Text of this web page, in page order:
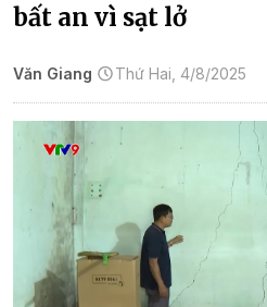
bất an vì sạt lở
Văn Giang Thứ Hai, 4/8/2025